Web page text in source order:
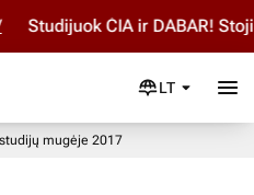
Studijuok ČIA ir DABAR!
LT
mugėje 2017